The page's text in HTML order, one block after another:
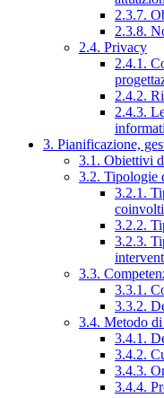
2.3.7.
2.3.8.
2.4. Privacy
2.4.1.
2.4.2.
2.4.3.
3. Pianificazione,
3.1. Obiettivi
3.2. Tipologie
3.2.1.
3.2.2.
3.2.3.
3.3.
3.3.1.
3.3.2.
3.4. Metodo
3.4.1.
3.4.2.
3.4.3.
3.4.4.